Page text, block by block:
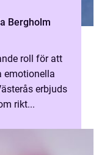
Bergholm
roll för att
emotionella
erbjuds
rikt...